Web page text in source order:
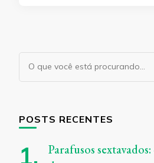
Procurando
POSTS RECENTES
Parafusos